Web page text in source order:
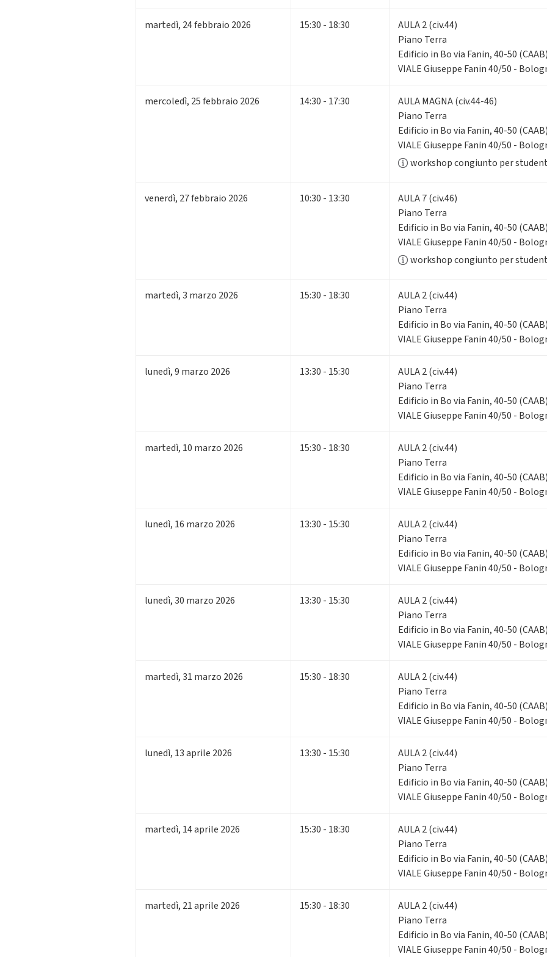
martedì, 24febbraio 2026 15:30 - 18:30
AULA 2 (civ.44)
Piano Terra
Edificio in Bo via Fanin, 40-50 (CAAB)
VIALE Giuseppe Fanin 40/50 -
mercoledì, 25febbraio 2026 14:30 - 17:30
AULA MAGNA (civ.44-46)
Piano Terra
Edificio in Bo via Fanin, 40-50 (CAAB)
VIALE Giuseppe Fanin 40/50 -
workshop congiunto per studenti
venerdì, 27febbraio 2026 10:30 - 13:30
AULA 7 (civ.46)
Piano Terra
Edificio in Bo via Fanin, 40-50 (CAAB)
VIALE Giuseppe Fanin 40/50 -
workshop congiunto per studenti
martedì,3 marzo 2026 15:30 - 18:30
AULA 2 (civ.44)
Piano Terra
Edificio in Bo via Fanin, 40-50 (CAAB)
VIALE Giuseppe Fanin 40/50 -
lunedì,9 marzo 2026 13:30 - 15:30
AULA 2 (civ.44)
Piano Terra
Edificio in Bo via Fanin, 40-50 (CAAB)
VIALE Giuseppe Fanin 40/50 -
martedì, 10 marzo 2026 15:30 - 18:30
AULA 2 (civ.44)
Piano Terra
Edificio in Bo via Fanin, 40-50 (CAAB)
VIALE Giuseppe Fanin 40/50 -
lunedì, 16 marzo 2026 13:30 - 15:30
AULA 2 (civ.44)
Piano Terra
Edificio in Bo via Fanin, 40-50 (CAAB)
VIALE Giuseppe Fanin 40/50 -
lunedì,30 marzo 2026 13:30 - 15:30
AULA 2 (civ.44)
Piano Terra
Edificio in Bo via Fanin, 40-50 (CAAB)
VIALE Giuseppe Fanin 40/50 -
martedì,31 marzo 2026 15:30 - 18:30
AULA 2 (civ.44)
Piano Terra
Edificio in Bo via Fanin, 40-50 (CAAB)
VIALE Giuseppe Fanin 40/50 -
lunedì, 13aprile 2026 13:30 - 15:30
AULA 2 (civ.44)
Piano Terra
Edificio in Bo via Fanin, 40-50 (CAAB)
VIALE Giuseppe Fanin 40/50 -
martedì, 14aprile 2026 15:30 - 18:30
AULA 2 (civ.44)
Piano Terra
Edificio in Bo via Fanin, 40-50 (CAAB)
VIALE Giuseppe Fanin 40/50 -
martedì, 21aprile 2026 15:30 - 18:30
AULA 2 (civ.44)
Piano Terra
Edificio in Bo via Fanin, 40-50 (CAAB)
VIALE Giuseppe Fanin 40/50 -